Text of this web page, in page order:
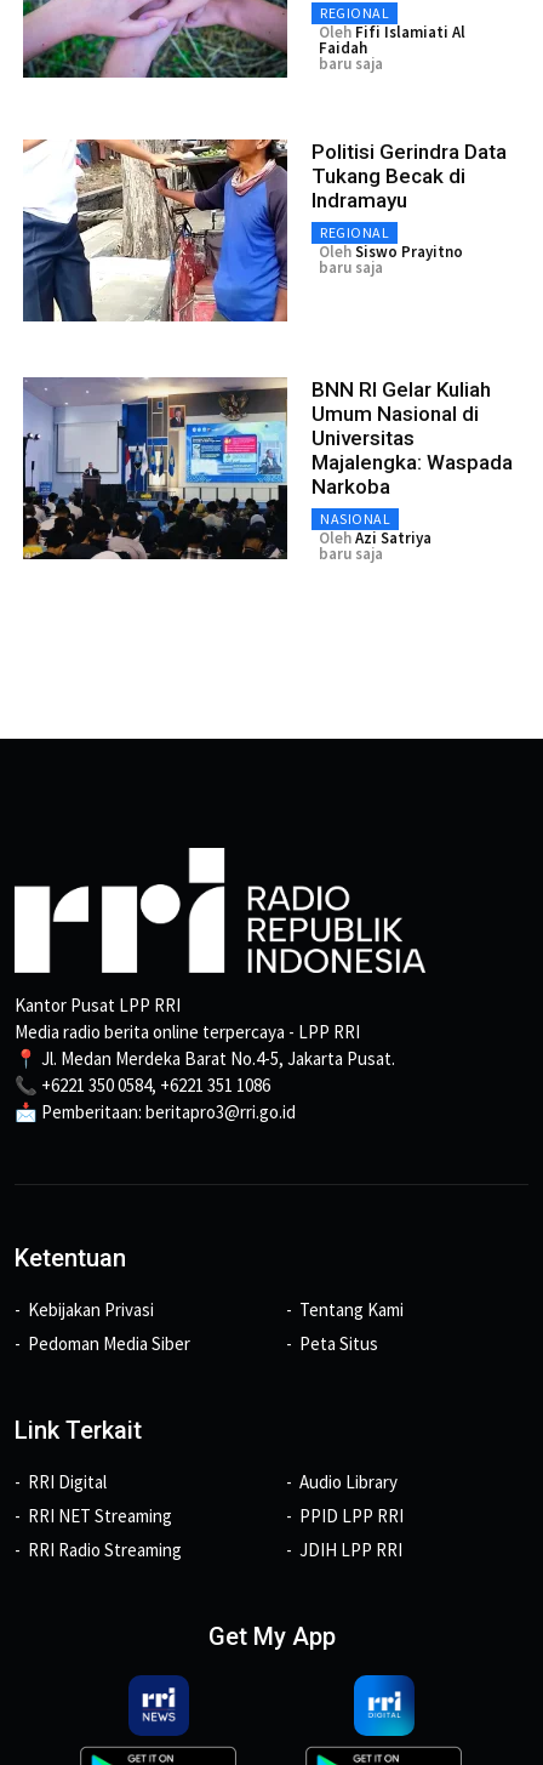
REGIONAL
Oleh Fifi Islamiati Al
Faidah
baru saja
Politisi Gerindra Data
Tukang Becak di
Indramayu
REGIONAL
OlehSiswo Prayitno
baru saja
BNN RI Gelar Kuliah
Umum Nasional di
Universitas
Majalengka: Waspada
Narkoba
NASIONAL
OlehAzi Satriya
baru saja
Kantor Pusat LPP RRI
Media radio berita online terpercaya - LPP RRI
📍 Jl. Medan Merdeka Barat No.4-5, Jakarta Pusat.
📞 +6221 350 0584, +6221 351 1086
📩 Pemberitaan: beritapro3@rri.go.id
Ketentuan
Kebijakan Privasi
Pedoman Media Siber
Tentang Kami
Peta Situs
Link Terkait
RRI Digital
RRI NET Streaming
RRI Radio Streaming
Audio Library
PPID LPP RRI
JDIH LPP RRI
Get My App